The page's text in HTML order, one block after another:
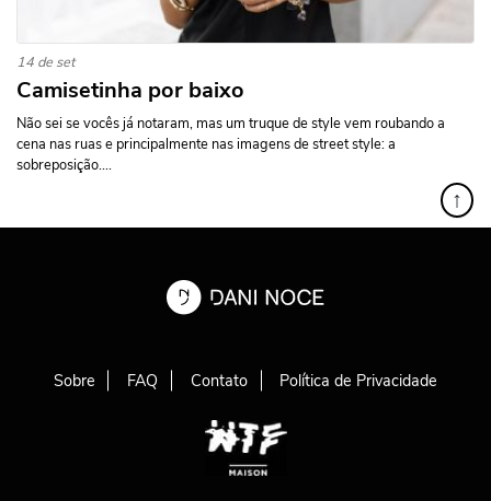
14 de set
Camisetinha por baixo
Não sei se vocês já notaram, mas um truque de style vem roubando a
cena nas ruas e principalmente nas imagens de street style: a
sobreposição....
↑
Sobre FAQ Contato Política de Privacidade